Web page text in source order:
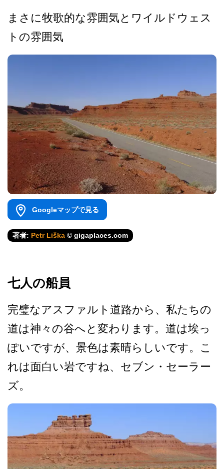
まさに牧歌的な雰囲気とワイ­ルドウェス
トの雰囲気
Googleマップで見る
著者: Petr Liška © gigaplaces.com
七人の船員
完璧なアスファルト道路から­、私たちの
道は神々の谷へと変わります。道は埃っ
ぽ­いですが、景色は素晴らしいです。こ
れは面白い岩で­すね、セブン・セーラー
ズ。